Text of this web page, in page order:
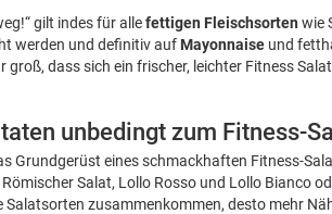
gilt indes für allefettigen Fleischsorten wie
werden und definitiv auf Mayonnaise und
groß, dass sich ein frischer, leichter Fitness
unbedingt zum Fitness-
Grundgerüst eines schmackhaften Fitness-
Salat, Lollo Rosso und Lollo Bianco
Salatsorten zusammenkommen, desto mehr